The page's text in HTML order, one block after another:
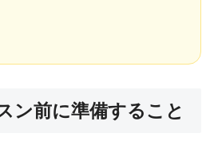
ン前に準備すること